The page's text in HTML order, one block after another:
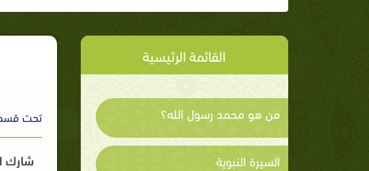
القائمة الرئيسية
من هو محمد رسول الله؟
السيرة النبوية
تحت
شارك